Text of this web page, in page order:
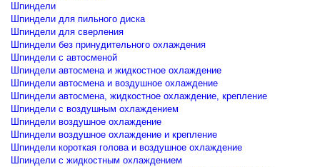
Шпиндели
Шпиндели для пильного диска
Шпиндели для сверления
Шпиндели без принудительного охлаждения
Шпиндели с автосменой
Шпиндели автосмена и жидкостное охлаждение
Шпиндели автосмена и воздушное охлаждение
Шпиндели автосмена, жидкостное охлаждение, крепление
Шпиндели с воздушным охлаждением
Шпиндели воздушное охлаждение
Шпиндели воздушное охлаждение и крепление
Шпиндели короткая голова и воздушное охлаждение
Шпиндели с жидкостным охлаждением